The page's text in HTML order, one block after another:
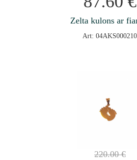
Zelta kulons ar
Art: 04AKS000210
220.00€